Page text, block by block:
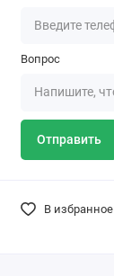
Вопрос
Отправить
В избранное